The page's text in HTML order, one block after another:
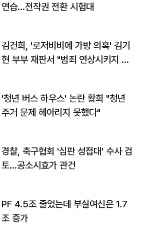
연습…전작권 전환 시험대
김건희, '로저비비에 가방 의혹' 김기
현 부부 재판서 "범죄 연상시키지 말
'청년 버스 하우스' 논란 황희 "청년
주거 문제 헤아리지 못했다"
경찰, 축구협회 '심판 성접대' 수사 검
토…공소시효가 관건
PF 4.5조 줄었는데 부실여신은 1.7
조 증가